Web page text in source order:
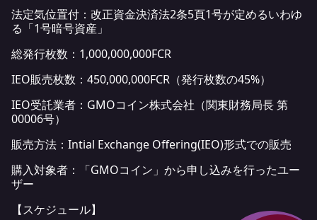
法定気位置付：改正資金決済法2条5頁1号が定めるいわゆ
る「1号暗号資産」
総発行枚数：1,000,000,000FCR
IEO販売枚数：450,000,000FCR（発行枚数の45%）
IEO受託業者：GMOコイン株式会社（関東財務局長 第
00006号）
販売方法：Intial Exchange Offering(IEO)形式での販売
購入対象者：「GMOコイン」から申し込みを行ったユー
ザー
【スケジュール】